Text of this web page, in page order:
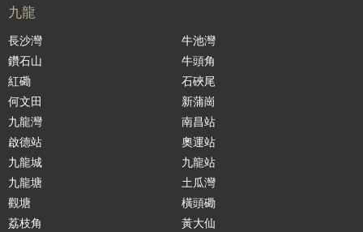
九龍
長沙灣
鑽石山
紅磡
何文田
九龍灣
啟德站
九龍城
九龍塘
觀塘
荔枝角
牛池灣
牛頭角
石硤尾
新蒲崗
南昌站
奧運站
九龍站
土瓜灣
橫頭磡
黃大仙